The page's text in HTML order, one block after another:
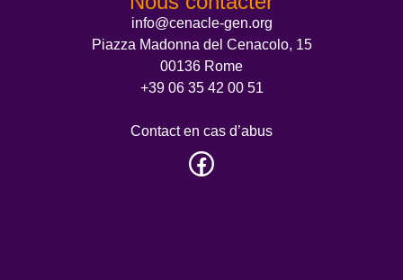
info@cenacle-gen.org
Piazza Madonna del Cenacolo, 15
00136 Rome
+39 06 35 42 00 51
Contact en cas d’abus